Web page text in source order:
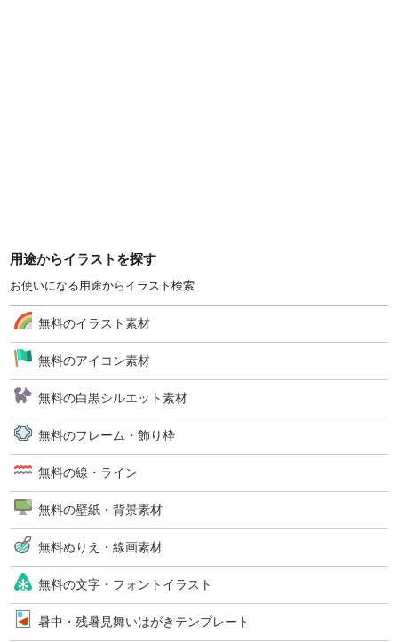
用途からイラストを探す
お使いになる用途からイラスト検索
無料のイラスト素材
無料のアイコン素材
無料の白黒シルエット素材
無料のフレーム・飾り枠
無料の線・ライン
無料の壁紙・背景素材
無料ぬりえ・線画素材
無料の文字・フォントイラスト
暑中・残暑見舞いはがきテンプレート